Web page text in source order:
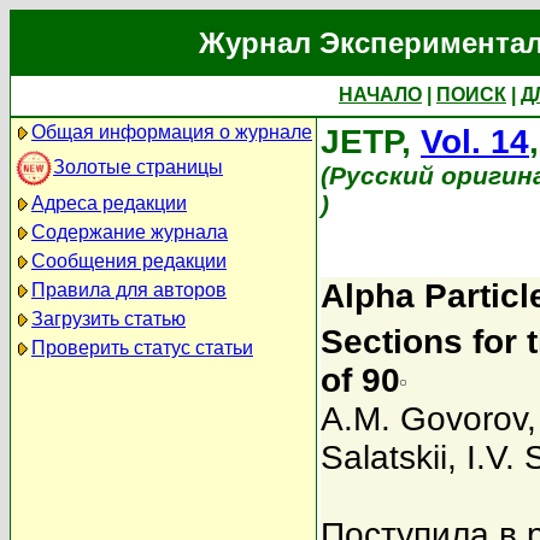
Журнал
НАЧАЛО ПОИСК
Общая информация о журнале
Золотые страницы
Адреса редакции
Содержание журнала
Сообщения редакции
Правила для авторов
Загрузить статью
Проверить статус статьи
JETP, Vol. 14
(Русский
)
Alpha
Sections for
of 90
A.M. Govorov
Salatskii, I.V.